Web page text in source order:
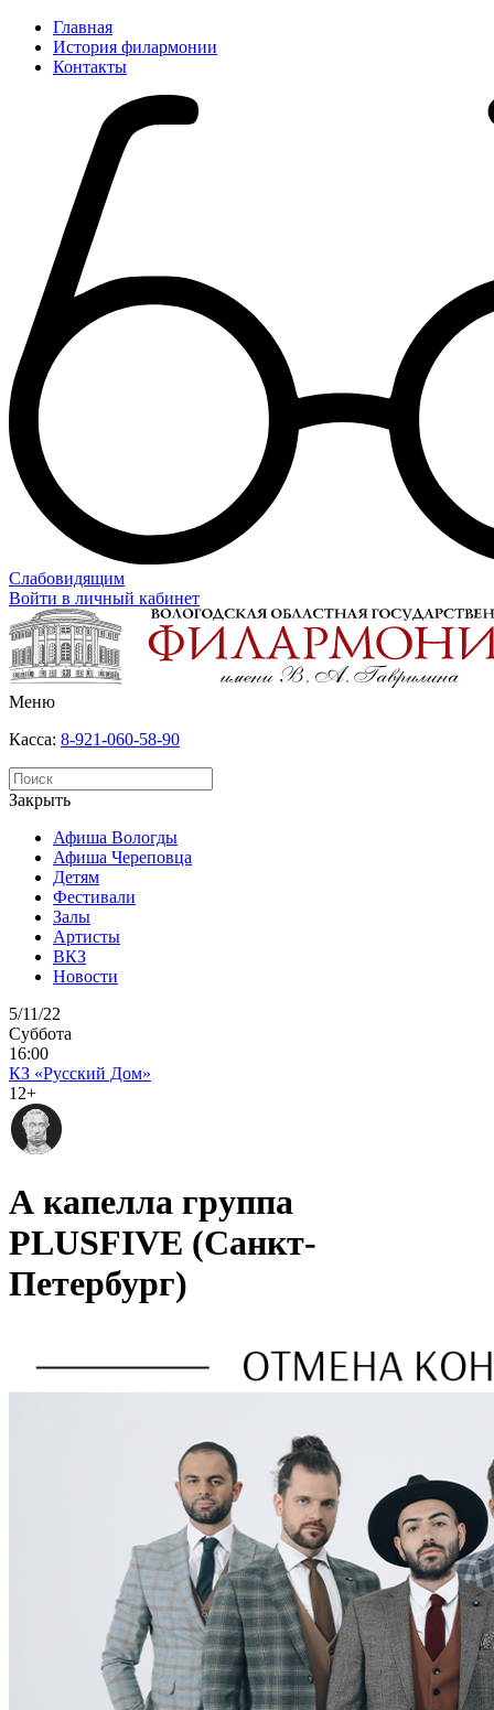
Главная
История филармонии
Контакты
Слабовидящим
Войти в личный кабинет
Меню
Касса: 8-921-060-58-90
Закрыть
Афиша Вологды
Афиша Череповца
Детям
Фестивали
Залы
Артисты
ВКЗ
Новости
5/11/22
Суббота
16:00
КЗ «Русский Дом»
12+
А капелла группа
PLUSFIVE (Санкт-
Петербург)